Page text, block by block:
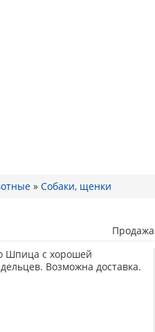
» Собаки, щенки
Продажа
Шпица с хорошей
Возможна доставка.